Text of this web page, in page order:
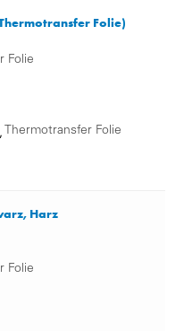
Folie)
Folie
, Thermotransfer Folie
Harz
Folie